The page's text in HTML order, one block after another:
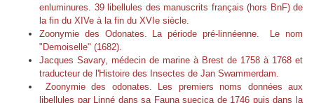
enluminures. 39 libellules des manuscrits français (hors BnF) de
la fin du XIVe à la fin du XVIe siècle.
Zoonymie des Odonates. La période pré-linnéenne. Le nom
"Demoiselle" (1682).
Jacques Savary, médecin de marine à Brest de 1758 à 1768 et
traducteur de l'Histoire des Insectes de Jan Swammerdam.
Zoonymie des odonates. Les premiers noms données aux
libellules par Linné dans sa Fauna suecica de 1746 puis dans la